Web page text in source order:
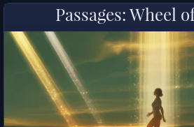
Passages: Wheel